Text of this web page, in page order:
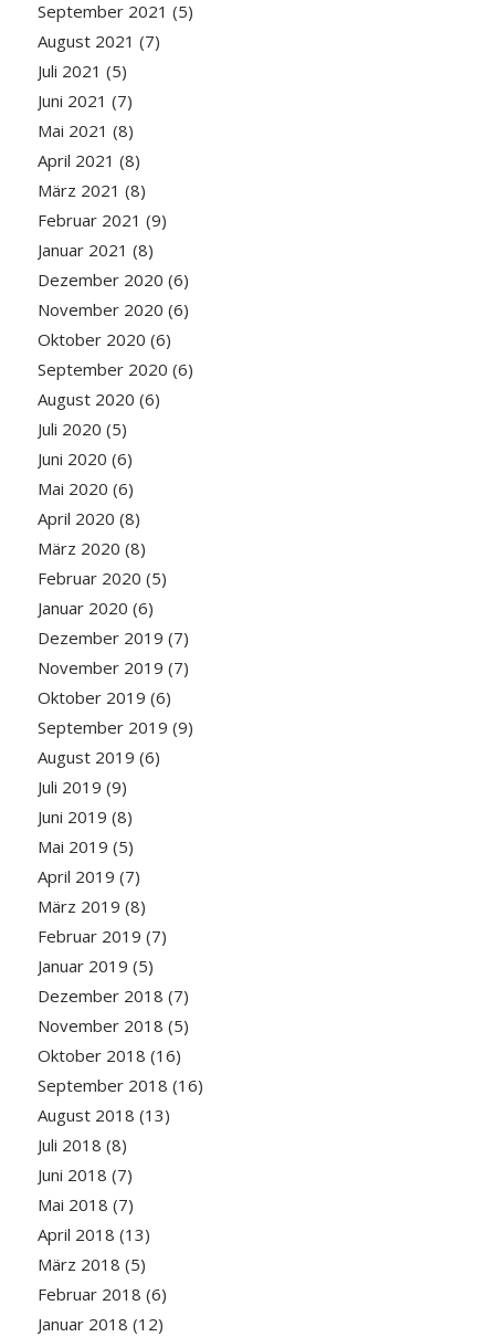
September 2021 (5)
August 2021 (7)
Juli 2021 (5)
Juni 2021 (7)
Mai 2021 (8)
April 2021 (8)
März 2021 (8)
Februar 2021 (9)
Januar 2021 (8)
Dezember 2020 (6)
November 2020 (6)
Oktober 2020 (6)
September 2020 (6)
August 2020 (6)
Juli 2020 (5)
Juni 2020 (6)
Mai 2020 (6)
April 2020 (8)
März 2020 (8)
Februar 2020 (5)
Januar 2020 (6)
Dezember 2019 (7)
November 2019 (7)
Oktober 2019 (6)
September 2019 (9)
August 2019 (6)
Juli 2019 (9)
Juni 2019 (8)
Mai 2019 (5)
April 2019 (7)
März 2019 (8)
Februar 2019 (7)
Januar 2019 (5)
Dezember 2018 (7)
November 2018 (5)
Oktober 2018 (16)
September 2018 (16)
August 2018 (13)
Juli 2018 (8)
Juni 2018 (7)
Mai 2018 (7)
April 2018 (13)
März 2018 (5)
Februar 2018 (6)
Januar 2018 (12)